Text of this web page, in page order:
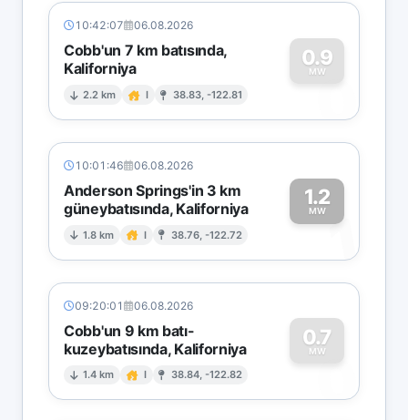
10:42:07 06.08.2026
Cobb'un 7 km batısında,
Kaliforniya
2.2 km I 38.83, -122.81
0.9
MW
0
10:01:46 06.08.2026
Anderson Springs'in 3 km
güneybatısında, Kaliforniya
1.8 km I 38.76, -122.72
1.2
MW1
09:20:01 06.08.2026
Cobb'un 9 km batı-
kuzeybatısında, Kaliforniya
1.4 km I 38.84, -122.82
0.7
MW
0